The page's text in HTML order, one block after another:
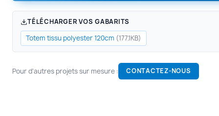
TÉLÉCHARGER VOS GABARITS
Totem tissu polyester 120cm (177.1KB)
Pour d'autres projets sur mesure : CONTACTEZ-NOUS